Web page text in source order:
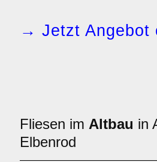
→ Jetzt Angebot
Fliesen im Altbau in
Elbenrod